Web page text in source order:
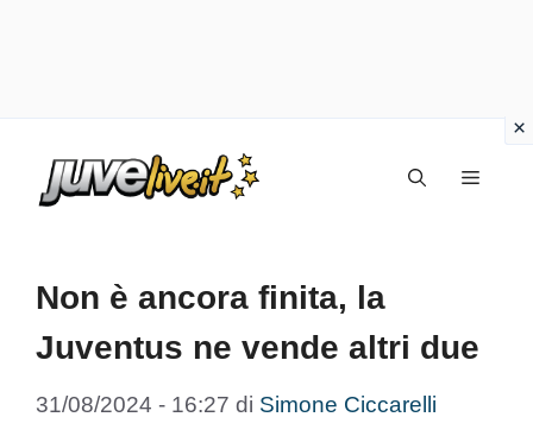
Menu
Non è ancora finita, la
Juventus ne vende altri due
31/08/2024 - 16:27 di Simone Ciccarelli